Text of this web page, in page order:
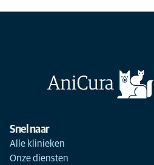
Snel naar
Alle klinieken
Onze diensten